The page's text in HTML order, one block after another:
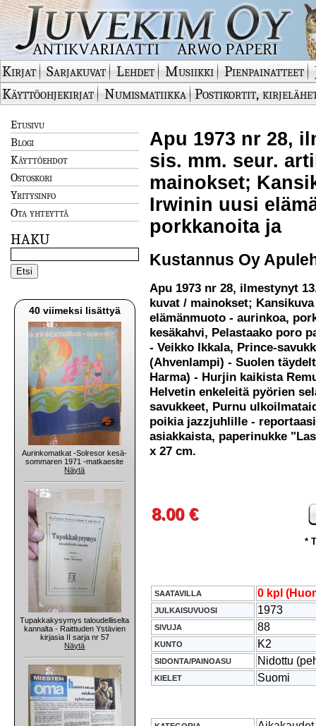
Kirjat Sarjakuvat Lehdet Musiikki Pienpainatteet
Käyttöohjekirjat
Numismatiikka Postikortit,
Etusivu
Blogi
Käyttöehdot
Ostoskori
Yritysinfo
Ota yhteyttä
HAKU
40 viimeksi lisättyä
Aurinkomatkat -Solresor kesä-
sommaren 1971 -matkaesite
Näytä
Tupakkakysymys taloudelliselta
kannalta - Raittiuden Ystävien
kirjasia II sarja nr 57
Näytä
Apu 1973 nr 28,
sis. mm. seur.
mainokset;
Irwinin uusi
porkkanoita ja
Kustannus Oy
Apu 1973 nr 28, ilmestynyt
kuvat / mainokset;
elämänmuoto - aurinkoa,
kesäkahvi, Pelastaako poro
- Veikko Ikkala, Prince-
(Ahvenlampi) - Suolen
Harma) - Hurjin kaikista
Helvetin enkeleitä pyörien
savukkeet, Purnu
poikia jazzjuhlille -
asiakkaista, paperinukke
x 27 cm.
8.00 €
*
SAATAVILLA 0 kpl
JULKAISUVUOSI 1973
SIVUJA 88
KUNTO K2
SIDONTA/PAINOASU Nidottu
KIELET Suomi